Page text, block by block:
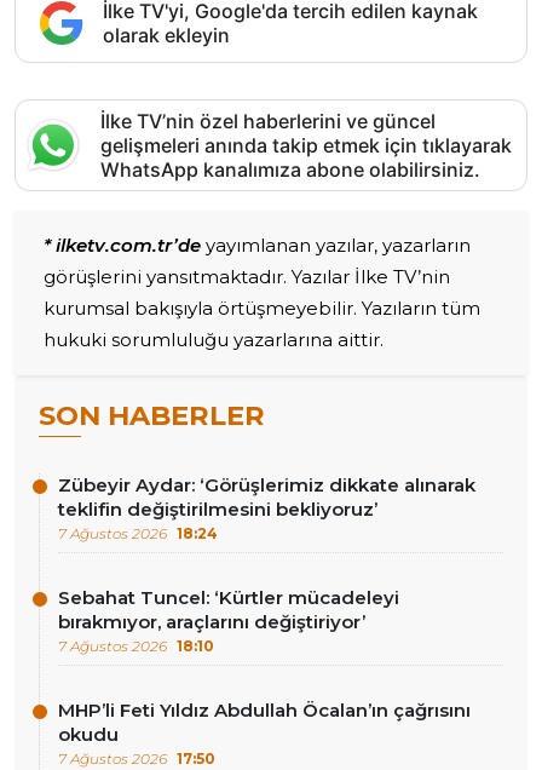
İlke TV'yi, Google'da tercih edilen kaynak
olarak ekleyin
İlke TV’nin özel haberlerini ve güncel
gelişmeleri anında takip etmek için tıklayarak
WhatsApp kanalımıza abone olabilirsiniz.
* ilketv.com.tr’de yayımlanan yazılar, yazarların
görüşlerini yansıtmaktadır. Yazılar İlke TV’nin
kurumsal bakışıyla örtüşmeyebilir. Yazıların tüm
hukuki sorumluluğu yazarlarına aittir.
SON HABERLER
Zübeyir Aydar: ‘Görüşlerimiz dikkate alınarak
teklifin değiştirilmesini bekliyoruz’
7 Ağustos 2026 18:24
Sebahat Tuncel: ‘Kürtler mücadeleyi
bırakmıyor, araçlarını değiştiriyor’
7 Ağustos 2026 18:10
MHP’li Feti Yıldız Abdullah Öcalan’ın çağrısını
okudu
7 Ağustos 2026 17:50